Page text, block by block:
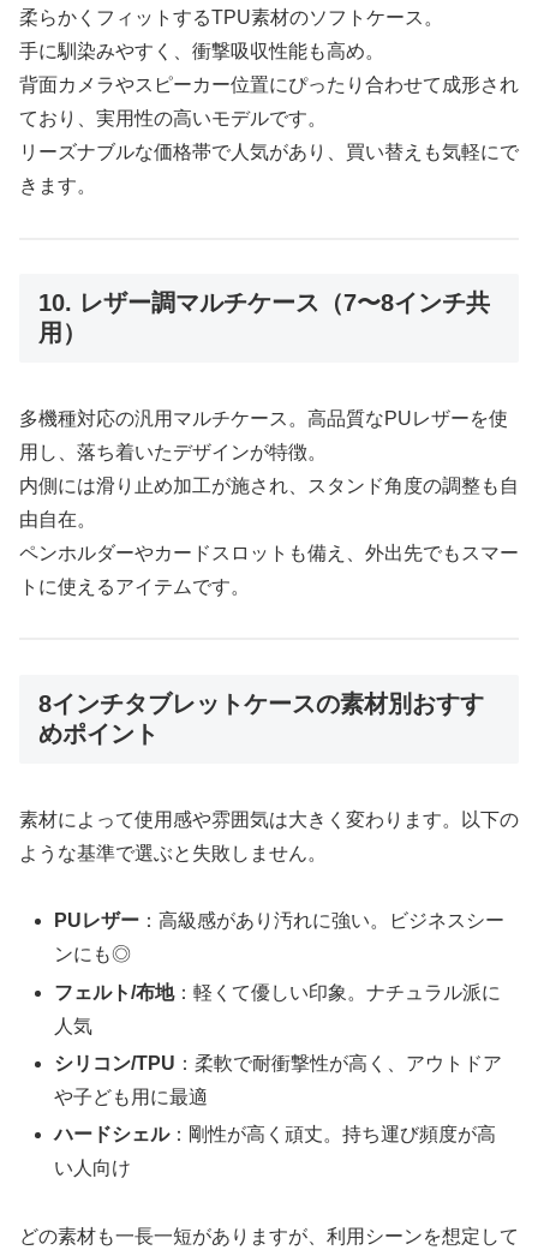
柔らかくフィットするTPU素材のソフトケース。
手に馴染みやすく、衝撃吸収性能も高め。
背面カメラやスピーカー位置にぴったり合わせて成形され
ており、実用性の高いモデルです。
リーズナブルな価格帯で人気があり、買い替えも気軽にで
きます。
10. レザー調マルチケース（7〜8インチ共
用）
多機種対応の汎用マルチケース。高品質なPUレザーを使
用し、落ち着いたデザインが特徴。
内側には滑り止め加工が施され、スタンド角度の調整も自
由自在。
ペンホルダーやカードスロットも備え、外出先でもスマー
トに使えるアイテムです。
8インチタブレットケースの素材別おすす
めポイント
素材によって使用感や雰囲気は大きく変わります。以下の
ような基準で選ぶと失敗しません。
PUレザー ：高級感があり汚れに強い。ビジネスシー
ンにも◎
フェルト/布地：軽くて優しい印象。ナチュラル派に
人気
シリコン/TPU ：柔軟で耐衝撃性が高く、アウトドア
や子ども用に最適
ハードシェル：剛性が高く頑丈。持ち運び頻度が高
い人向け
どの素材も一長一短がありますが、利用シーンを想定して